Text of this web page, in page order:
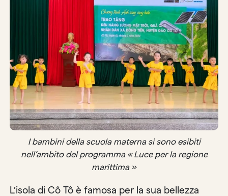
I bambini della scuola materna si sono esibiti
nell’ambito del programma « Luce per la regione
marittima »
L’isola di Cô Tô è famosa per la sua bellezza